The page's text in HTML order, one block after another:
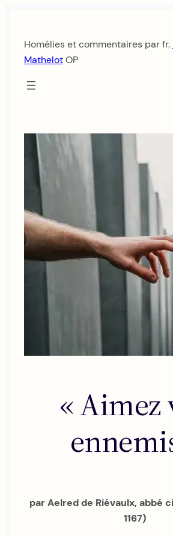
contenu
Homélies et commentaires par fr.
MathelotOP
« Aimez
par Aelred de Riévaulx, abbé
1167)